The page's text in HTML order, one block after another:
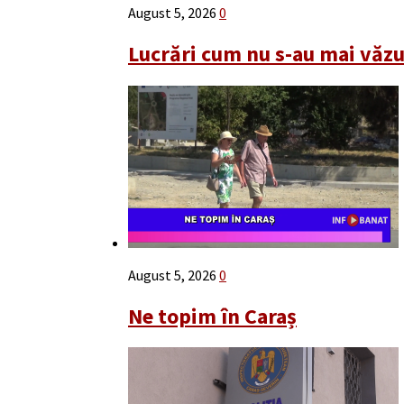
August 5, 2026 0
Lucrări cum nu s-au mai
August 5, 2026 0
Ne topim în Caraș